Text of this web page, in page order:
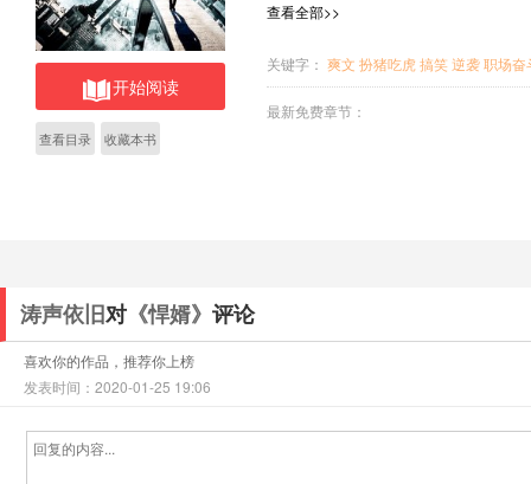
开始阅读
查看目录 收藏本书
场爱情和生意的较量由此拉开了帷幕……
查看全部>>
关键字： 爽文 扮猪吃虎 搞笑逆袭职场奋
最新免费章节：
涛声依旧对 《悍婿》 评论
喜欢你的作品，推荐你上榜
发表时间：2020-01-25 19:06